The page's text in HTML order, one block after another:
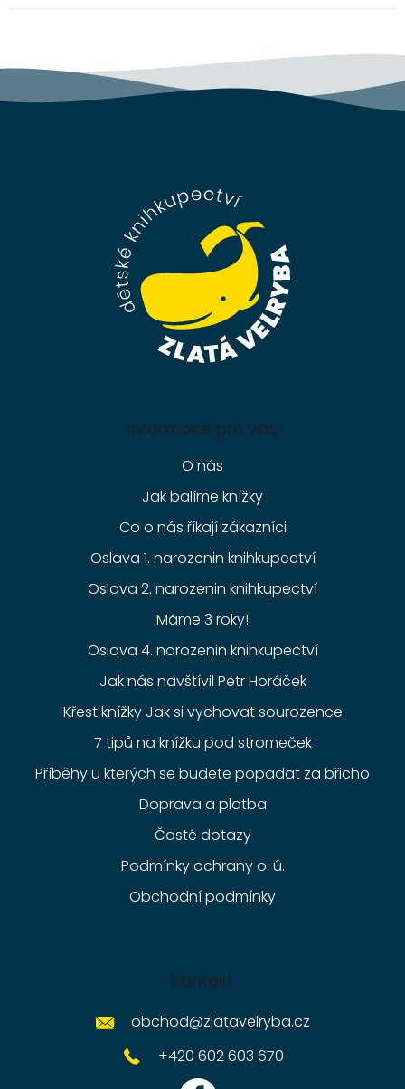
Informace pro vás
O nás
Jak balíme knížky
Co o nás říkají zákazníci
Oslava 1. narozenin knihkupectví
Oslava 2. narozenin knihkupectví
Máme 3 roky!
Oslava 4. narozenin knihkupectví
Jak nás navštívil Petr Horáček
Křest knížky Jak si vychovat sourozence
7 tipů na knížku pod stromeček
Příběhy u kterých se budete popadat za břicho
Doprava a platba
Časté dotazy
Podmínky ochrany o. ú.
Obchodní podmínky
Kontakt
obchod@zlatavelryba.cz
+420 602 603 670